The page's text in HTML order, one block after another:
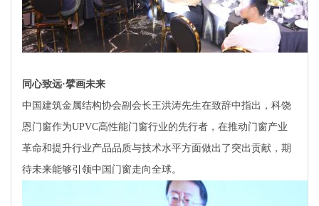
同心致远·擘画未来
中国建筑金属结构协会副会长王洪涛先生在致辞中指出，科饶
恩门窗作为UPVC高性能门窗行业的先行者，在推动门窗产业
革命和提升行业产品品质与技术水平方面做出了突出贡献，期
待未来能够引领中国门窗走向全球。